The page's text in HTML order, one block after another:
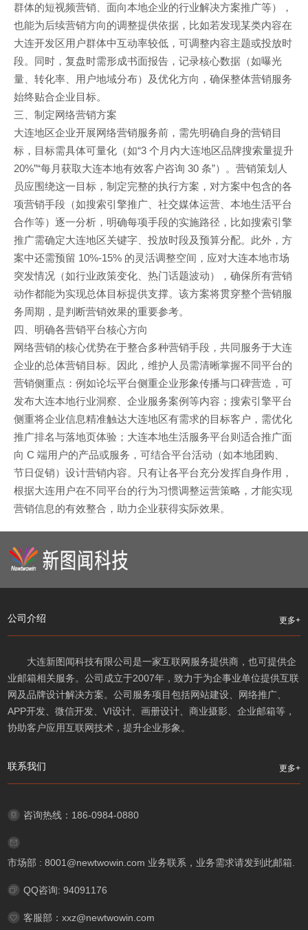
群体的短视频营销、面向本地企业的行业解决方案推广等），
也能为后续营销方向的调整提供依据，比如若发现某类内容在
大连开发区用户群体中互动率较低，可调整内容主题或投放时
段。同时，复盘时需形成书面报告，记录核心数据（如曝光
量、转化率、用户地域分布）及优化方向，确保整体营销服务
始终贴合企业目标。
三、制定网络营销方案
大连地区企业开展网络营销服务前，需先明确自身的营销目
标，目标需具体可量化（如“3 个月内大连地区品牌搜索量提升
20%”“每月获取大连本地有效客户咨询 30 条”）。营销策划人
员应围绕这一目标，制定完整的执行方案，对方案中包含的各
项营销手段（如搜索引擎推广、社交媒体运营、本地生活平台
合作等）逐一分析，明确每项手段的实施路径，比如搜索引擎
推广需确定大连地区关键字、投放时段及预算分配。此外，方
案中还需预留 10%-15% 的灵活调整空间，应对大连本地市场
突发情况（如行业政策变化、热门话题波动），确保所有营销
动作都能为实现总体目标提供支撑。该方案将贯穿整个营销服
务周期，是判断营销效果的重要参考。
四、明确各营销平台核心方向
网络营销的核心优势在于整合多种营销手段，共同服务于大连
企业的总体营销目标。因此，维护人员需清晰掌握不同平台的
营销侧重点：例如论坛平台侧重企业形象传播与口碑营造，可
发布大连本地行业洞察、企业服务案例等内容；搜索引擎平台
侧重将企业信息精准触达大连地区有需求的目标客户，需优化
推广排名与落地页体验；大连本地生活服务平台则适合推广面
向 C 端用户的产品或服务，可结合平台活动（如本地团购、
节日促销）设计营销内容。只有让各平台充分发挥自身作用，
根据大连用户在不同平台的行为习惯调整运营策略，才能实现
营销信息的有效整合，助力企业获得实际效果。
公司介绍 更多+
大连新图闻科技有限公司是一家互联网服务提供商，也可提供企
业邮箱相关服务。公司成立于2007年，致力于为企事业单位提供互联
网及品牌设计解决方案。公司服务项目包括网站建设、网络推广、
APP开发、微信开发、VI设计、画册设计、商业摄影、企业邮箱等，
协助客户应用互联网技术，提升企业形象。
联系我们 更多+
咨询热线：186-0984-0880
市场部 : 8001@newtwowin.com 业务联系，业务需求请发到此邮箱.
QQ咨询: 94091176
客服部：xxz@newtwowin.com